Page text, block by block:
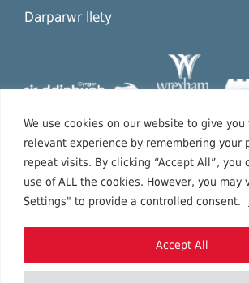
We use cookies on our website to give
relevant experience by remembering your
repeat visits. By clicking “Accept All”, you
use of ALL the cookies. However, you may
Settings" to provide a controlled consent.
Accept All
Darparwr llety